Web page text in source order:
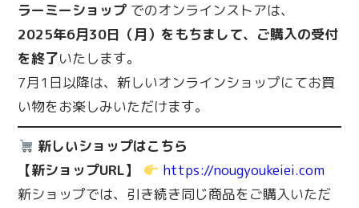
ラーミーショップ でのオンラインストアは、
2025年6月30日（月）をもちまして、ご購入の受付
を終了いたします。
7月1日以降は、新しいオンラインショップにてお買
い物をお楽しみいただけます。
新しいショップはこちら
【新ショップURL】
https://nougyoukeiei.com
新ショップでは、引き続き同じ商品をご購入いただ